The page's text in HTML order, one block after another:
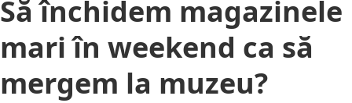
Să închidem magazinele
mari în weekend ca să
mergem la muzeu?